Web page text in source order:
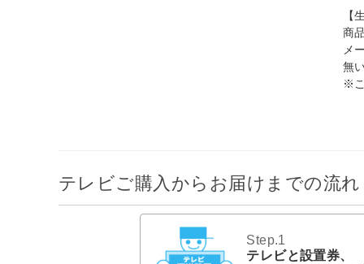
【
商
メ
無
※
テレビご購入からお届けまでの流れ
Step.1
テレビと設置券、